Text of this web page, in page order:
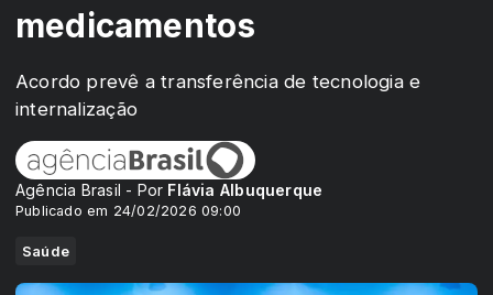
medicamentos
Acordo prevê a transferência de tecnologia e
internalização
Agência Brasil - Por Flávia Albuquerque
Publicado em 24/02/2026 09:00
Saúde